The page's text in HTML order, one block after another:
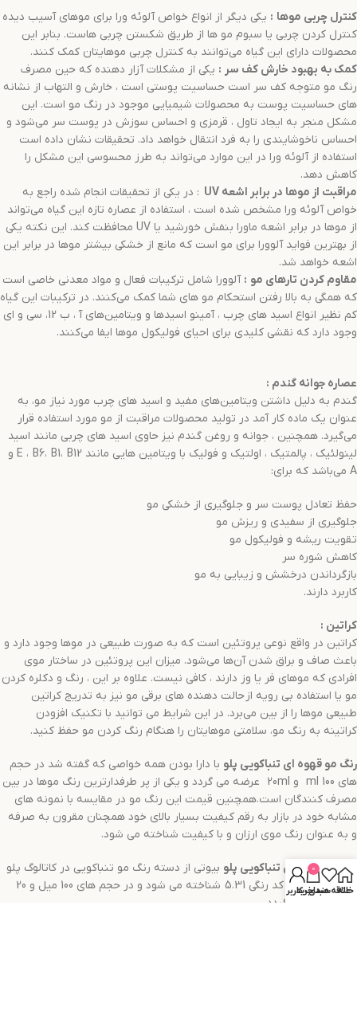
کنترل چربی موها : یکی دیگر از انواع خواص آلوئه ورا برای موهای آسیب دیده
کنترل کردن چربی یا سبوم مو ها از طریق شکستن چربی هاست. بنابر این
محصولات دارای این گیاه می‌توانند به کنترل چربی موهایتان کمک کنند.
کمک به بهبود خارش کف سر : یکی از مشکلات آزار دهنده که حین مصرف
رنگ مو متوجه کف سر است حساسیت پوستی است ، خارش و التهاب از نشانه
های حساسیت پوست به محصولات شیمیایی موجود در رنگ مو است. این
مشکل منجر به ایجاد تاول ، قرمزی و احساس سوزش در پوست سر می‌شود و
احساس ناخوشایندی را به فرد انتقال خواهد داد. تحقیقات نشان داده است
استفاده از آلوئه ورا در این موارد می‌تواند به طرز محسوسی این مشکل را
کاهش دهد.
مراقبت از موها در برابر اشعه UV : در یکی از تحقیقات انجام شده راجع به
خواص آلوئه ورا مشخص شده است ، استفاده از عصاره تازه این گیاه می‌تواند
از موها در برابر اشعه ماورا بنفش خورشید یا UV محافظت کند. این نکته یکی
از بهترین فواید آلوورا برای مو است که مانع از خشکی بیشتر موها در برابر این
اشعه خواهد شد.
مقاوم کردن تارهای مو : آلوورا شامل ترکیبات فعال و مواد معدنی خاصی است
که همگی به بالا رفتن استحکام مو های شما کمک می‌کنند. در ترکیبات این گیاه
کم نظیر انواع اسید های چرب ، آمینو اسیدها و ویتامین‌های آ ، ب 12، سی و ای
وجود دارد که نقشی کلیدی برای احیای فولیکول موها ایفا می‌کنند.
عصاره جوانه گندم :
گندم به دلیل داشتن ویتامین‌های مفید و اسید های چرب مورد نیاز مو، به
عنوان یک ماده کار آمد در تولید محصولات مراقبت از مو مورد استفاده قرار
می‌گیرد. همچنین ، جوانه و روغن گندم نیز حاوی اسید های چربی مانند اسید
لینولئیک ، پالمتیک ، اولتیک و فولیک با ویتامین هایی مانند E ، B6، B1، B12 و
A می‌باشد که برای:
حفظ تعادل پوست سر و جلوگیری از خشکی مو
جلوگیری از سفیدی و ریزش مو
تقویت ریشه و فولیکول مو
کاهش شوره سر
بازگرداندن درخشش و زیبایی به مو
کاربرد دارند.
کراتین :
کراتین در واقع نوعی پروتئین است که به صورت طبیعی در موها وجود دارد و
باعث صاف و براق شدن آن‌ها می‌شود. میزان این پروتئین در ساختار موی
افرادی که موهای فر یا وز دارند ، کافی نیست. علاوه بر این ، رنگ و دکلره کردن
مو یا استفاده بی رویه از حالت دهنده های برقی مو نیز به تدریج کراتین
طبیعی موها را از بین می‌برد. در این شرایط می توانید با تکنیک افزودن
کراتینه به رنگ مو، سلامتی موهایتان را هنگام رنگ کردن مو حفظ کنید.
رنگ مو قهوه ای تنباکویی پلو با دارا بودن همه خواصی که گفته شد در حجم
های 100 ml و 20ml عرضه می گردد و یکی از پر طرفدارترین رنگ موها در بین
مصرف کنندگان است.همچنین قیمت این رنگ مو در مقایسه با نمونه های
مشابه خود در بازار به رقم کیفیت بسیار بالای خود همچنان مقرون به صرفه
و به عنوان رنگ موی ارزان و با کیفیت شناخته می شود.
رنگ موقهوه ای تنباکویی پلو بیوتی از دسته رنگ مو تنباکویی در کاتالوگ پلو
بیوتی است و با کد رنگی 5.31 شناخته می شود و در حجم های 100 میل و 20
میل عرضه می گردد.
خانه
علاقه مندی
0
سبد خرید
حساب کاربری من